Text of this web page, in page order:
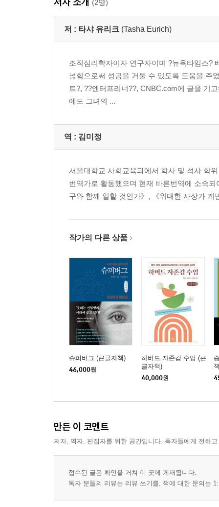
(2명)
저 : 타샤 유리크 (Tasha Eurich)
조직심리학자이자 연구자이며 ?뉴욕타임스?
넓힘으로써 성공을 거둘 수 있도록 도움을 주
트?, ??엔터프리너??, CNBC.com에 글을 기
에도 그녀의 ...
역 : 김미정
서울대학교 사회교육과에서 학사 및 석사 학
번역가로 활동했으며 현재 바른번역에 소속
구와 함께 일할 것인가》, 《위대한 사상가
작가의 다른 상품
슈퍼버그 (큰글자책)
46,000원
하버드 자존감 수업 (큰
글자책)
40,000원
만든 이 코멘트
저자, 역자, 편집자를 위한 공간입니다. 독자들에게 전하
접수된 글은 확인을 거쳐 이 곳에 게재됩니다.
독자 분들의 리뷰는 리뷰 쓰기를, 책에 대한 문의는